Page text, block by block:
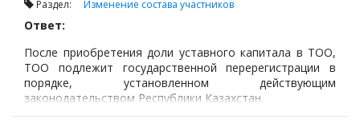
Раздел: Изменение состава участников
Ответ:
После приобретения доли уставного капитала в ТОО,
ТОО подлежит государственной перерегистрации в
порядке, установленном действующим
законодательством Республики Казахстан.